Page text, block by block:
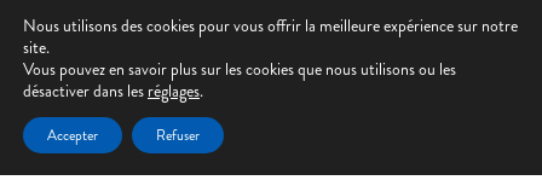
NOUS CONTACTER
Nous utilisons des cookies pour vous offrir la meilleure expérience sur notre
site.
Vous pouvez en savoir plus sur les cookies que nous utilisons ou les
désactiver dans les réglages.
Accepter Refuser